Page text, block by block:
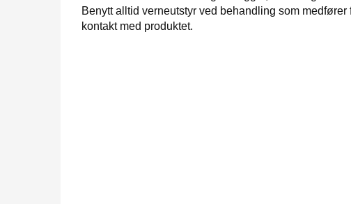
Benytt alltid verneutstyr ved behandling som medfører
kontakt med produktet.